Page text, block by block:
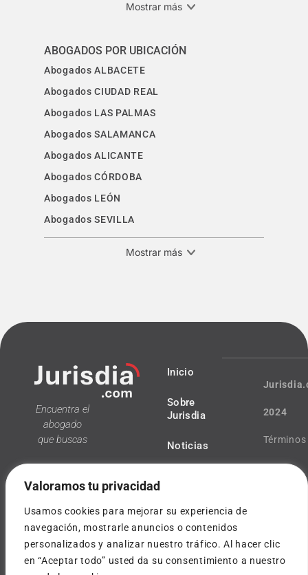
Valoramos tu privacidad
Usamos cookies para mejorar su experiencia de
navegación, mostrarle anuncios o contenidos
personalizados y analizar nuestro tráfico. Al hacer clic
en “Aceptar todo” usted da su consentimiento a nuestro
Mostrar más
ABOGADOS POR UBICACIÓN
Abogados ALBACETE
Abogados CIUDAD REAL
Abogados LAS PALMAS
Abogados SALAMANCA
Abogados ALICANTE
Abogados CÓRDOBA
Abogados LEÓN
Abogados SEVILLA
Mostrar más
Encuentra el
abogado
que buscas
Inicio
Sobre
Jurisdia
Noticias
¿Tienes
dudas?
2024
Términos
y
de